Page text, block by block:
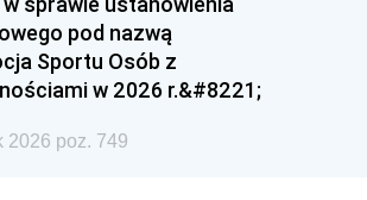
pod nazwą
Sportu Osób z
w 2026 r.&#8221;
2026 poz. 749